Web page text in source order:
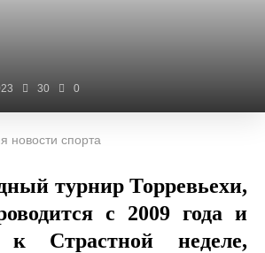
30 0
новости спорта
турнир Торревьехи,
с 2009 года и
к Страстной неделе,